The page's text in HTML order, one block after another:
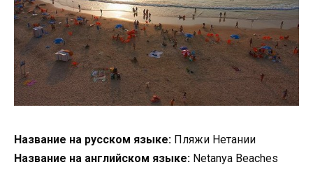
Название на русском языке: Пляжи Нетании
Название на английском языке: Netanya Beaches